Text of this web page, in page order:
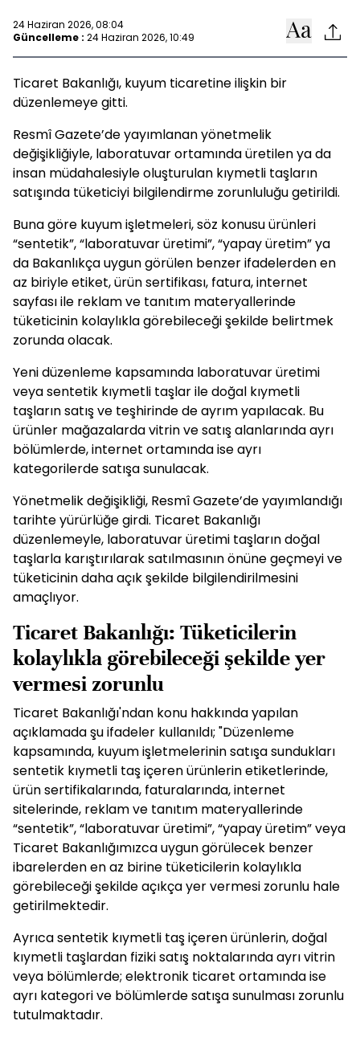
24 Haziran 2026, 08:04
Güncelleme : 24 Haziran 2026, 10:49
Ticaret Bakanlığı, kuyum ticaretine ilişkin bir
düzenlemeye gitti.
Resmî Gazete’de yayımlanan yönetmelik
değişikliğiyle, laboratuvar ortamında üretilen ya da
insan müdahalesiyle oluşturulan kıymetli taşların
satışında tüketiciyi bilgilendirme zorunluluğu getirildi.
Buna göre kuyum işletmeleri, söz konusu ürünleri
“sentetik”, “laboratuvar üretimi”, “yapay üretim” ya
da Bakanlıkça uygun görülen benzer ifadelerden en
az biriyle etiket, ürün sertifikası, fatura, internet
sayfası ile reklam ve tanıtım materyallerinde
tüketicinin kolaylıkla görebileceği şekilde belirtmek
zorunda olacak.
Yeni düzenleme kapsamında laboratuvar üretimi
veya sentetik kıymetli taşlar ile doğal kıymetli
taşların satış ve teşhirinde de ayrım yapılacak. Bu
ürünler mağazalarda vitrin ve satış alanlarında ayrı
bölümlerde, internet ortamında ise ayrı
kategorilerde satışa sunulacak.
Yönetmelik değişikliği, Resmî Gazete’de yayımlandığı
tarihte yürürlüğe girdi. Ticaret Bakanlığı
düzenlemeyle, laboratuvar üretimi taşların doğal
taşlarla karıştırılarak satılmasının önüne geçmeyi ve
tüketicinin daha açık şekilde bilgilendirilmesini
amaçlıyor.
Ticaret Bakanlığı: Tüketicilerin
kolaylıkla görebileceği şekilde yer
vermesi zorunlu
Ticaret Bakanlığı'ndan konu hakkında yapılan
açıklamada şu ifadeler kullanıldı; "Düzenleme
kapsamında, kuyum işletmelerinin satışa sundukları
sentetik kıymetli taş içeren ürünlerin etiketlerinde,
ürün sertifikalarında, faturalarında, internet
sitelerinde, reklam ve tanıtım materyallerinde
“sentetik”, “laboratuvar üretimi”, “yapay üretim” veya
Ticaret Bakanlığımızca uygun görülecek benzer
ibarelerden en az birine tüketicilerin kolaylıkla
görebileceği şekilde açıkça yer vermesi zorunlu hale
getirilmektedir.
Ayrıca sentetik kıymetli taş içeren ürünlerin, doğal
kıymetli taşlardan fiziki satış noktalarında ayrı vitrin
veya bölümlerde; elektronik ticaret ortamında ise
ayrı kategori ve bölümlerde satışa sunulması zorunlu
tutulmaktadır.